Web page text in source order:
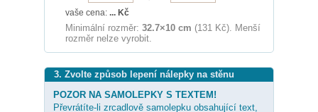
vaše cena: ... Kč
Minimální rozměr: 32.7×10 cm (131 Kč). Menší
rozměr nelze vyrobit.
3. Zvolte způsob lepení nálepky na stěnu
POZOR NA SAMOLEPKY S TEXTEM!
Převrátíte-li zrcadlově samolepku obsahující text,